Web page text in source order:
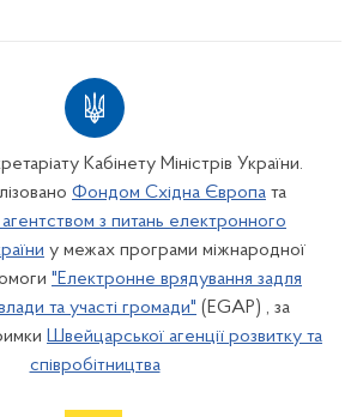
Кабінету Міністрів України.
Фондом Східна Європа та
з питань електронного
у межах програми міжнародної
"Електронне врядування задля
влади та участі громади" (EGAP) , за
Швейцарської агенції розвитку та
співробітництва